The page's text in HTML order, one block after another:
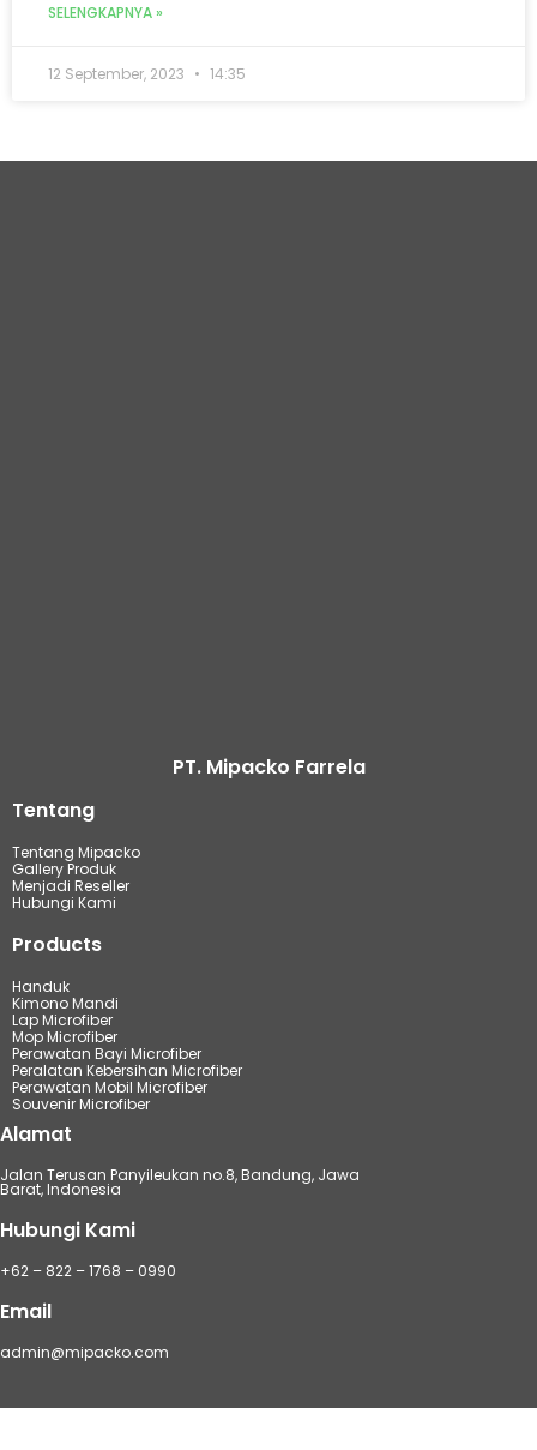
SELENGKAPNYA »
12 September, 2023 14:35
PT. Mipacko Farrela
Tentang
Tentang Mipacko
Gallery Produk
Menjadi Reseller
Hubungi Kami
Products
Handuk
Kimono Mandi
Lap Microfiber
Mop Microfiber
Perawatan Bayi Microfiber
Peralatan Kebersihan Microfiber
Perawatan Mobil Microfiber
Souvenir Microfiber
Alamat
Jalan Terusan Panyileukan no.8, Bandung, Jawa
Barat, Indonesia
Hubungi Kami
+62 – 822 – 1768 – 0990
Email
admin@mipacko.com